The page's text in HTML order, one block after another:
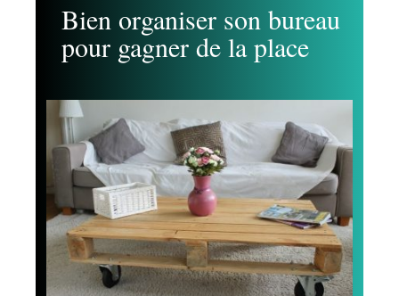
Bien organiser son bureau
pour gagner de la place